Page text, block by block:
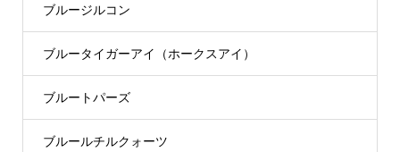
ブルージルコン
ブルータイガーアイ（ホークスアイ）
ブルートパーズ
ブルールチルクォーツ